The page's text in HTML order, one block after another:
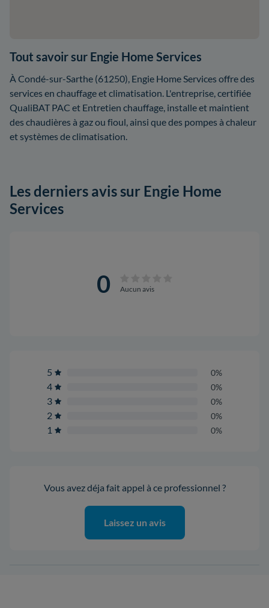
Tout savoir sur Engie Home Services
À Condé-sur-Sarthe (61250), Engie Home Services offre des
services en chauffage et climatisation. L'entreprise, certifiée
QualiBAT PAC et Entretien chauffage, installe et maintient
des chaudières à gaz ou fioul, ainsi que des pompes à chaleur
et systèmes de climatisation.
Les derniers avis sur Engie Home
Services
0 Aucun avis
5 0%
4 0%
3 0%
2 0%
1 0%
Vous avez déja fait appel à ce professionnel ?
Laissez un avis